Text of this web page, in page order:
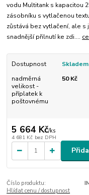
vodu Multitank s kapacitou
zásobníku s vytlačenou
zůstává bez vytlačení, ale s
snadnější přilnutí ke zdi....
Dostupnost
Skladem
nadměrná
velikost -
příplatek k
poštovnému
50 Kč
5 664 Kč/ks
4 681 Kč bez DPH
Číslo produktu:
Hlídat cenu / dostupnost